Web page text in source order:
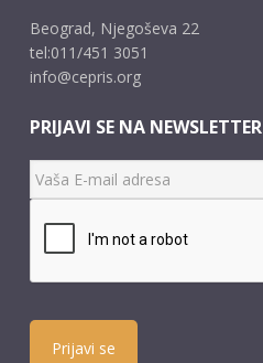
Beograd, Njegoševa 22
tel:011/451 3051
info@cepris.org
PRIJAVI SE NA NEWSLETTER
Prijavi se